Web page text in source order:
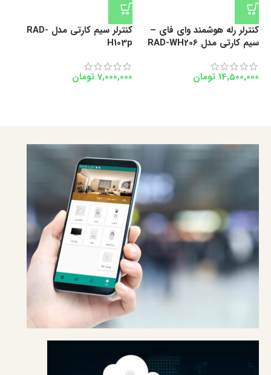
کنترلر رله هوشمند وای فای –
سیم کارتی مدل RAD-WH206
14,500,000 تومان
کنترلر سیم کارتی مدل RAD-
H103p
7,000,000 تومان
کنتـــرل از هرجای دنیا